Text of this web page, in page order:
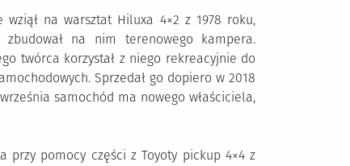
na warsztat Hiluxa 4×2 z 1978 roku,
na nim terenowego kampera.
twórca korzystał z niego rekreacyjnie do
Sprzedał go dopiero w 2018
samochód ma nowego właściciela,
przy pomocy części z Toyoty pickup 4×4 z